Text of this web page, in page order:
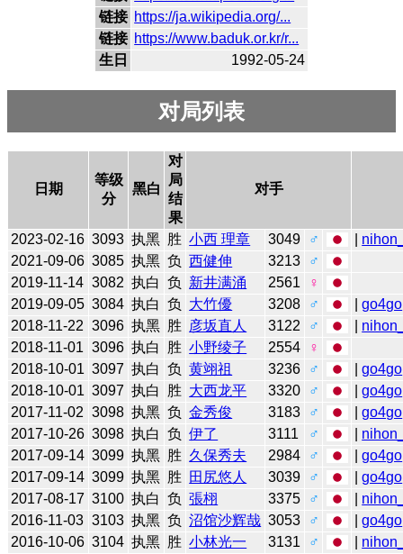
链接 https://ja.wikipedia.org/...
链接 https://www.baduk.or.kr/r...
生日
1992-05-24
对局列表
日期
等级
分
黑白
对
局
结
果
对手
2023-02-16 3093 执黑 胜 小西 理章 3049 ♂
2021-09-06 3085 执黑 负 西健伸 3213
♂
2019-11-14 3082 执白 负 新井满涌 2561
♀
2019-09-05 3084 执白 负 大竹優 3208 ♂ |go4go
2018-11-22 3096 执黑 胜 彦坂直人 3122 ♂
2018-11-01 3096 执白 胜 小野绫子 2554
♀
2018-10-01 3097 执白 负 黄翊祖 3236 ♂ |go4go
2018-10-01 3097 执白 胜 大西龙平 3320 ♂ |go4go
2017-11-02 3098 执黑 负 金秀俊 3183 ♂ |go4go
2017-10-26 3098 执白 负 伊了 3111 ♂
2017-09-14 3099 执黑 胜 久保秀夫 2984 ♂ |go4go
2017-09-14 3099 执黑 胜 田尻悠人 3039 ♂ |go4go
2017-08-17 3100 执白 负 張栩 3375 ♂
2016-11-03 3103 执黑 负 沼馆沙辉哉 3053 ♂ |go4go
2016-10-06 3104 执黑 胜 小林光一 3131 ♂